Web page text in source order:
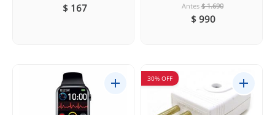
$ 167 Antes $ 1.690
$ 990
30% OFF